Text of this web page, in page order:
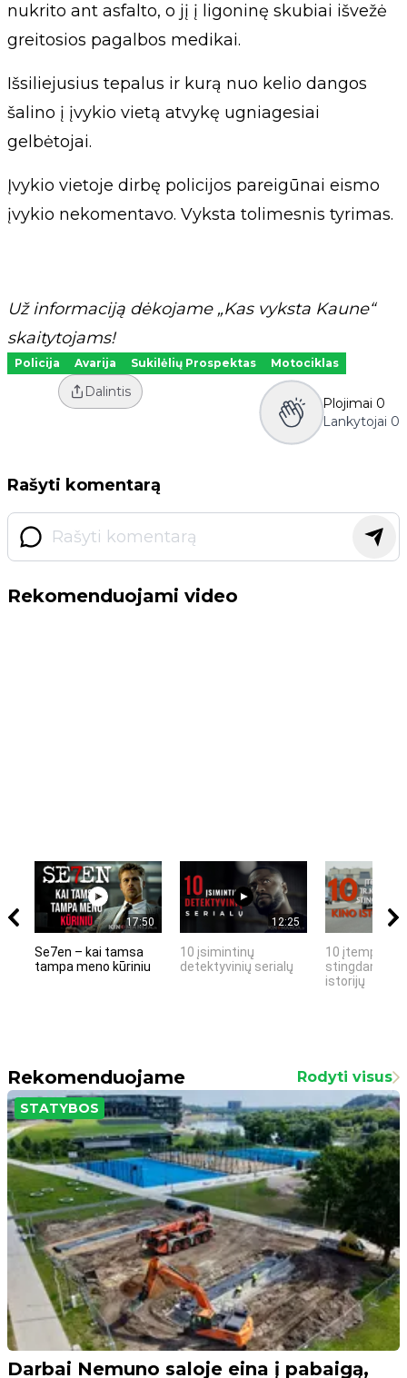
nukrito ant asfalto, o jį į ligoninę skubiai išvežė
greitosios pagalbos medikai.
Išsiliejusius tepalus ir kurą nuo kelio dangos
šalino į įvykio vietą atvykę ugniagesiai
gelbėtojai.
Įvykio vietoje dirbę policijos pareigūnai eismo
įvykio nekomentavo. Vyksta tolimesnis tyrimas.
Už informaciją dėkojame „Kas vyksta Kaune“
skaitytojams!
Policija Avarija Sukilėlių Prospektas Motociklas
Dalintis
Plojimai 0
Lankytojai 0
Rašyti komentarą
Rekomenduojami video
17:50
Se7en – kai tamsa
tampa meno kūriniu
12:25
10 įsimintinų
detektyvinių serialų
10 įtemptų,
stingdančių
istorijų
Rekomenduojame Rodyti visus
STATYBOS
Darbai Nemuno saloje eina į pabaigą,